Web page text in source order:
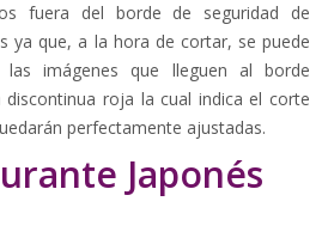
fuera del borde de seguridad de
ya que, a la hora de cortar, se puede
las imágenes que lleguen al borde
discontinua roja la cual indica el corte
perfectamente ajustadas.
Japonés